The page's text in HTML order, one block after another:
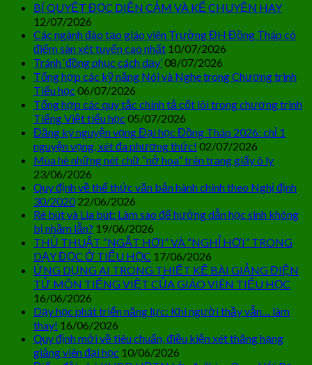
BÍ QUYẾT ĐỌC DIỄN CẢM VÀ KỂ CHUYỆN HAY
12/07/2026
Các ngành đào tạo giáo viên Trường ĐH Đồng Tháp có
điểm sàn xét tuyển cao nhất 10/07/2026
Tránh ‘đồng phục cách dạy’08/07/2026
Tổng hợp các kỹ năng Nói và Nghe trong Chương trình
Tiểu học 06/07/2026
Tổng hợp các quy tắc chính tả cốt lõi trong chương trình
Tiếng Việt tiểu học 05/07/2026
Đăng ký nguyện vọng Đại học Đồng Tháp 2026: chỉ 1
nguyện vọng, xét đa phương thức! 02/07/2026
Mùa hè những nét chữ “nở hoa” trên trang giấy ô ly
23/06/2026
Quy định về thể thức văn bản hành chính theo Nghị định
30/2020 22/06/2026
Rê bút và Lia bút: Làm sao để hướng dẫn học sinh không
bị nhầm lẫn? 19/06/2026
THỦ THUẬT “NGẮT HƠI” VÀ “NGHỈ HƠI” TRONG
DẠY ĐỌC Ở TIỂU HỌC 17/06/2026
ỨNG DỤNG AI TRONG THIẾT KẾ BÀI GIẢNG ĐIỆN
TỬ MÔN TIẾNG VIỆT CỦA GIÁO VIÊN TIỂU HỌC
16/06/2026
Dạy học phát triển năng lực: Khi người thầy vẫn… làm
thay! 16/06/2026
Quy định mới về tiêu chuẩn, điều kiện xét thăng hạng
giảng viên đại học 10/06/2026